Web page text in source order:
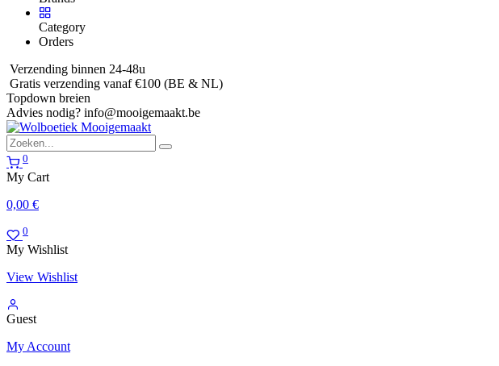
Category
Orders
Verzending binnen 24-48u
Gratis verzending vanaf €100 (BE & NL)
Topdown breien
Advies nodig? info@mooigemaakt.be
0
My Cart
0,00 €
0
My Wishlist
View Wishlist
Guest
My Account